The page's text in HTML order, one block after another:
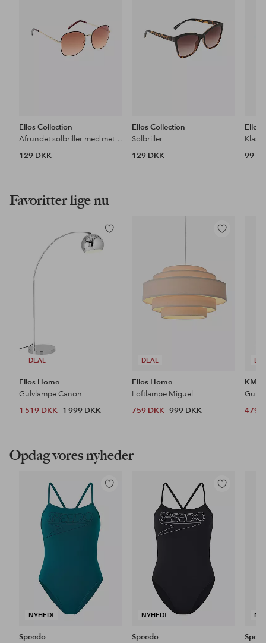
Ellos Collection
Afrundet solbriller med metalramme
129 DKK
Ellos Collection
Solbriller
129 DKK
Ellos
99
Favoritter lige nu
DEAL
Tilføj
til
Ellos Home
Gulvlampe Canon
1 519 DKK 1 999 DKK
DEAL
Tilføj
Ellos Home
Loftlampe Miguel
759 DKK 999 DKK
KM
479
Opdag vores nyheder
NYHED!
Tilføj
Speedo
NYHED!
Tilføj
Speedo